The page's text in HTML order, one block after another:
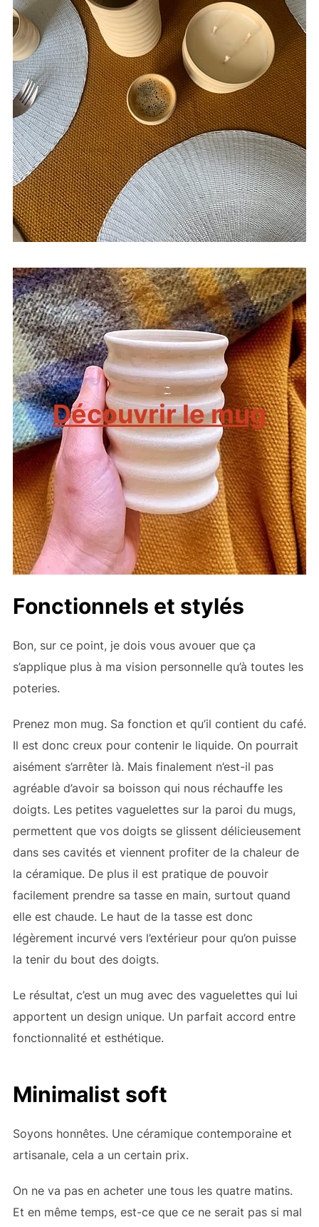
Découvrir le mug
Fonctionnels et stylés
Bon, sur ce point, je dois vous avouer que ça
s’applique plus à ma vision personnelle qu’à toutes les
poteries.
Prenez mon mug. Sa fonction et qu’il contient du café.
Il est donc creux pour contenir le liquide. On pourrait
aisément s’arrêter là. Mais finalement n’est-il pas
agréable d’avoir sa boisson qui nous réchauffe les
doigts. Les petites vaguelettes sur la paroi du mugs,
permettent que vos doigts se glissent délicieusement
dans ses cavités et viennent profiter de la chaleur de
la céramique. De plus il est pratique de pouvoir
facilement prendre sa tasse en main, surtout quand
elle est chaude. Le haut de la tasse est donc
légèrement incurvé vers l’extérieur pour qu’on puisse
la tenir du bout des doigts.
Le résultat, c’est un mug avec des vaguelettes qui lui
apportent un design unique. Un parfait accord entre
fonctionnalité et esthétique.
Minimalist soft
Soyons honnêtes. Une céramique contemporaine et
artisanale, cela a un certain prix.
On ne va pas en acheter une tous les quatre matins.
Et en même temps, est-ce que ce ne serait pas si mal